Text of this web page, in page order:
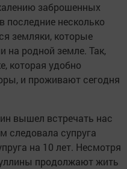
заброшенных
несколько
земляки, которые
на родной земле. Так,
которая удобно
и проживают сегодня
вышел встречать нас
следовала супруга
на 10 лет. Несмотря
продолжают жить